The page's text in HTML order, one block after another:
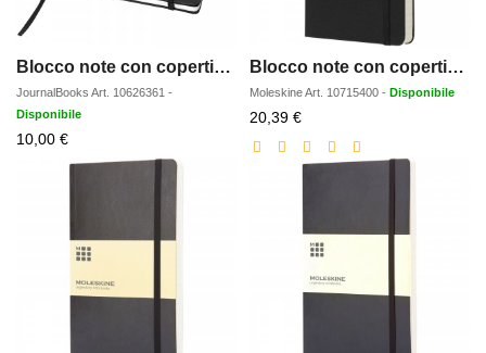
Blocco note con copertina rigida formato A4 Executive
JournalBooks Art. 10626361 -
Disponibile
10,00 €Prezzo
scontato
Blocco note con copertina rigida - a righe Moleskine Classic PK
MoleskineArt. 10715400 - Disponibile
20,39 €Prezzo
scontato